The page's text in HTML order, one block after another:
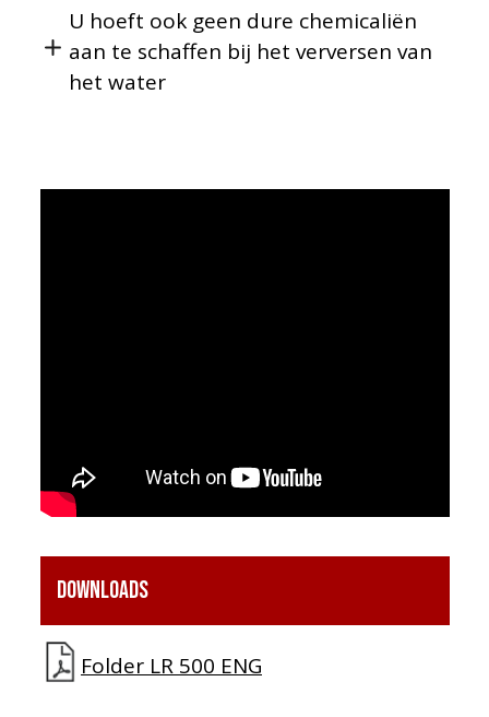
U hoeft ook geen dure chemicaliën
aan te schaffen bij het verversen van
het water
Downloads
Folder LR 500 ENG